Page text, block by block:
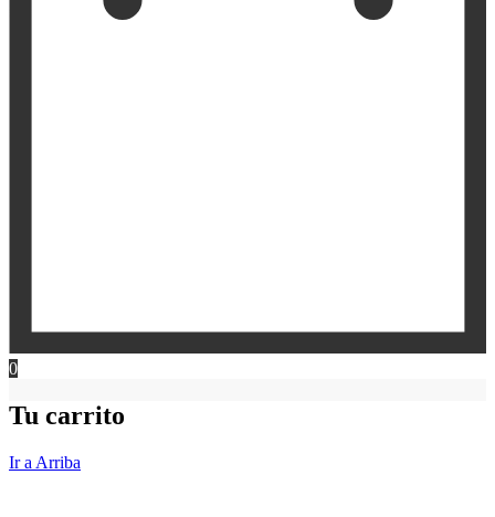
0
Tu carrito
Ir a Arriba